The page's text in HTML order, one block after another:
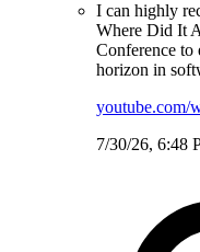
I can highly
Where Did It
Conference to
horizon in
youtube.com/
7/30/26, 6:48